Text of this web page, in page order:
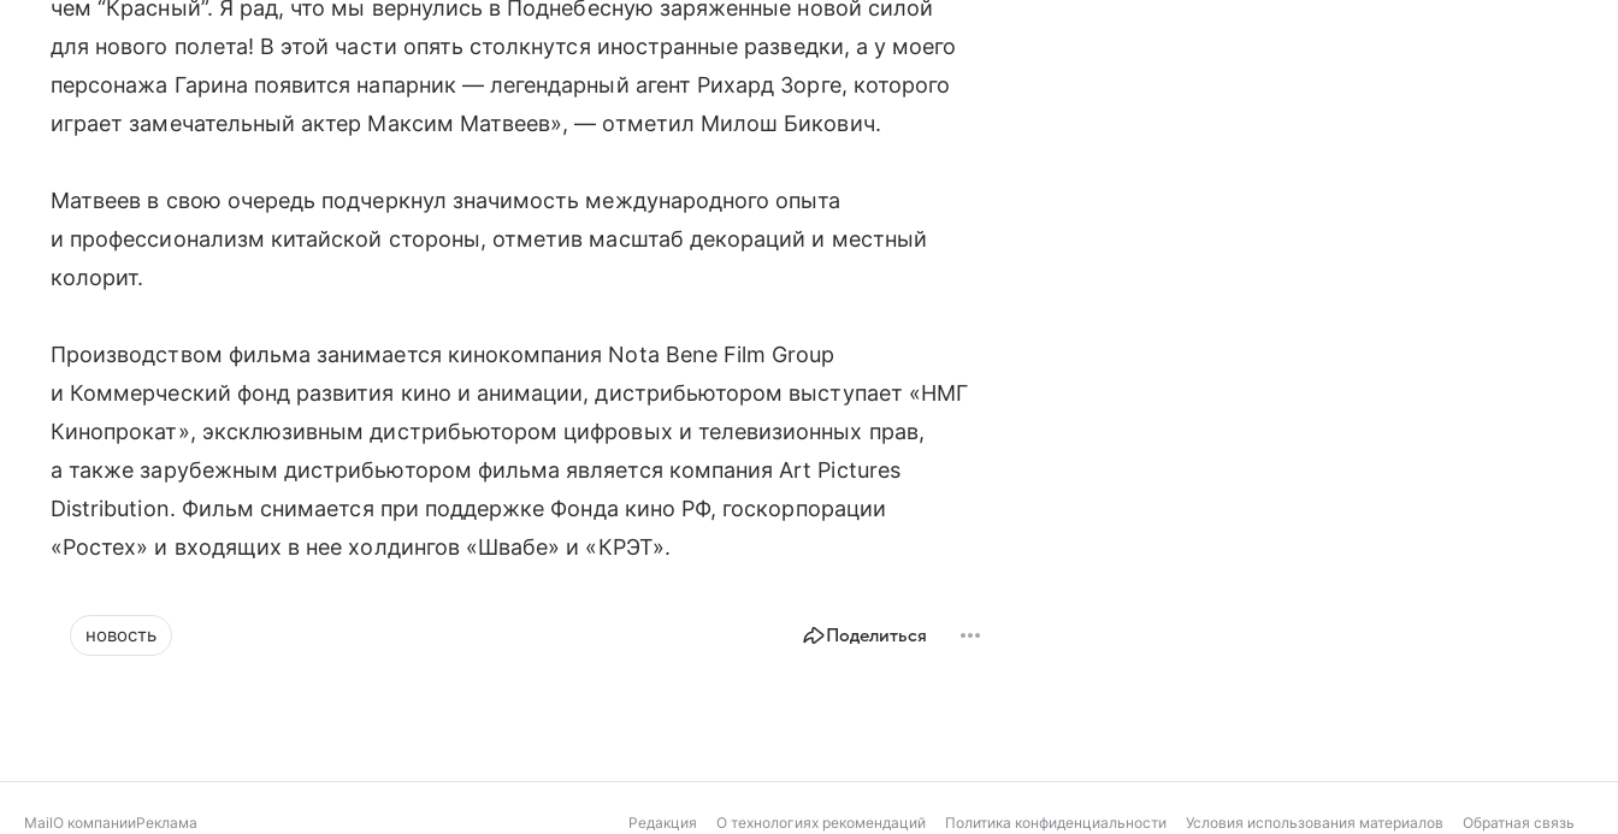
чем “Красный”. Я рад, что мы вернулись в Поднебесную заряженные новой силой
для нового полета! В этой части опять столкнутся иностранные разведки, а у моего
персонажа Гарина появится напарник — легендарный агент Рихард Зорге, которого
играет замечательный актер Максим Матвеев», — отметил Милош Бикович.
Матвеев в свою очередь подчеркнул значимость международного опыта
и профессионализм китайской стороны, отметив масштаб декораций и местный
колорит.
Производством фильма занимается кинокомпания Nota Bene Film Group
и Коммерческий фонд развития кино и анимации, дистрибьютором выступает «НМГ
Кинопрокат», эксклюзивным дистрибьютором цифровых и телевизионных прав,
а также зарубежным дистрибьютором фильма является компания Art Pictures
Distribution. Фильм снимается при поддержке Фонда кино РФ, госкорпорации
«Ростех» и входящих в нее холдингов «Швабе» и «КРЭТ».
новость Поделиться
MailО компанииРеклама Редакция О технологиях рекомендаций Политика конфиденциальности Условия использования материалов Обратная связь